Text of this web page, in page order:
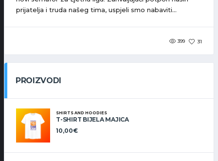
prijatelja i truda našeg tima, uspjeli smo nabaviti...
399 31
PROIZVODI
SHIRTS AND HOODIES
T-SHIRT BIJELA MAJICA
10,00€